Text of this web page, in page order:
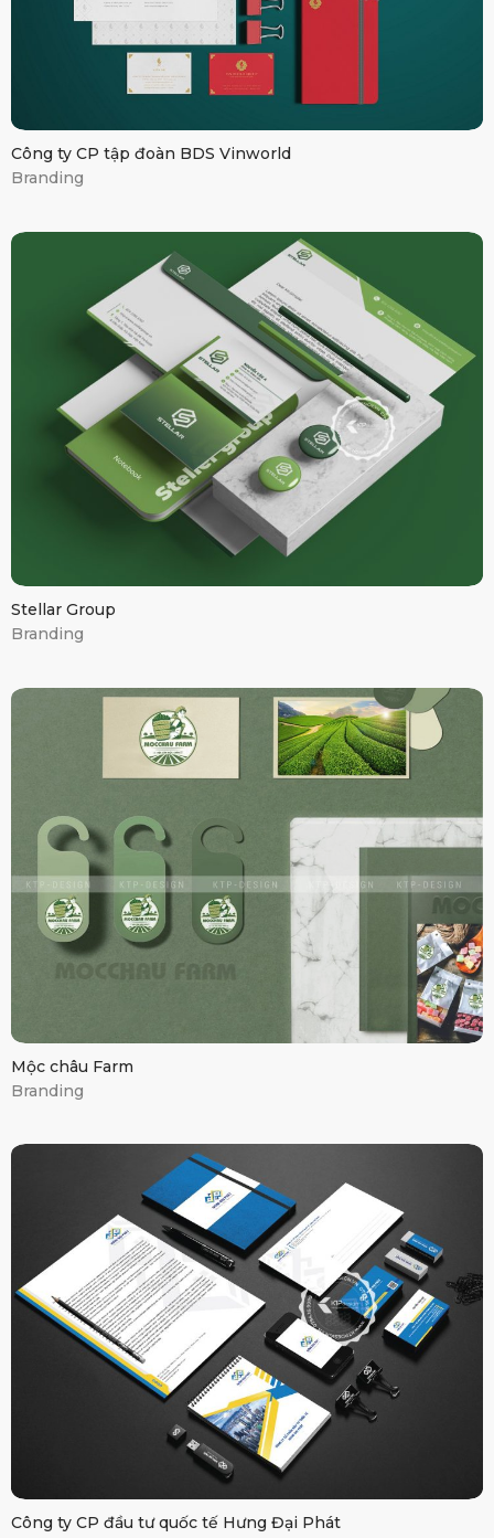
Công ty CP tập đoàn BDS Vinworld
Branding
Stellar Group
Stellar Group
Branding
Mộc châu Farm
Mộc châu Farm
Branding
Hưng Đại Phát
Công ty CP đầu tư quốc tế Hưng Đại Phát
Branding